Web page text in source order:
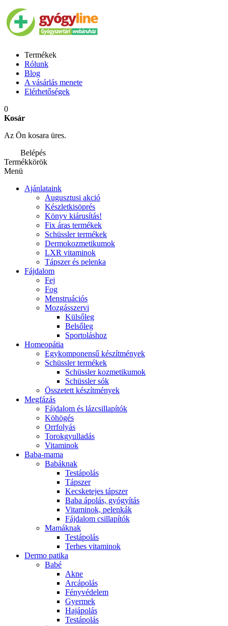
Termékek
Rólunk
Blog
A vásárlás menete
Elérhetőségek
0
Kosár
Az Ön kosara üres.
Belépés
Termékkörök
Menü
Ajánlataink
Augusztusi akció
Készletkisöprés
Könyv kiárusítás!
Fix áras termékek
Schüssler termékek
Dermokozmetikumok
LXR vitaminok
Tápszer és pelenka
Fájdalom
Fej
Fog
Menstruációs
Mozgásszervi
Külsőleg
Belsőleg
Sportoláshoz
Homeopátia
Egykomponensű készítmények
Schüssler termékek
Schüssler kozmetikumok
Schüssler sók
Összetett készítmények
Megfázás
Fájdalom és lázcsillapítók
Köhögés
Orrfolyás
Torokgyulladás
Vitaminok
Baba-mama
Babáknak
Testápolás
Tápszer
Kecsketejes tápszer
Baba ápolás, gyógyítás
Vitaminok, pelenkák
Fájdalom csillapítók
Mamáknak
Testápolás
Terhes vitaminok
Dermo patika
Babé
Akne
Arcápolás
Fényvédelem
Gyermek
Hajápolás
Testápolás